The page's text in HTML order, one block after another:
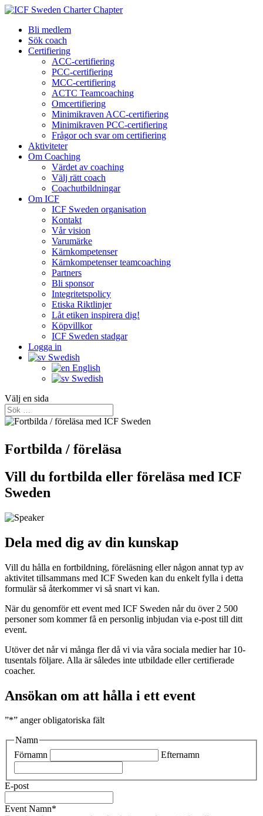
Bli medlem
Sök coach
Certifiering
ACC-certifiering
PCC-certifiering
MCC-certifiering
ACTC Teamcoaching
Omcertifiering
Minimikraven ACC-certifiering
Minimikraven PCC-certifiering
Frågor och svar om certifiering
Aktiviteter
Om Coaching
Värdet av coaching
Välj rätt coach
Coachutbildningar
Om ICF
ICF Sweden organisation
Kontakt
Vår vision
Varumärke
Kärnkompetenser
Kärnkompetenser teamcoaching
Partners
Bli sponsor
Integritetspolicy
Etiska Riktlinjer
Låt etiken inspirera dig!
Köpvillkor
ICF Sweden stadgar
Logga in
Swedish
English
Swedish
Välj en sida
Fortbilda / föreläsa
Vill du fortbilda eller föreläsa med ICF
Sweden
Dela med dig av din kunskap
Vill du hålla en fortbildning, föreläsning eller någon annat typ av
aktivitet tillsammans med ICF Sweden kan du enkelt fylla i detta
formulär så återkommer vi så snart vi kan.
När du genomför ett event med ICF Sweden når du över 2 500
personer som kommer få en personlig inbjudan via e-post till ditt
event.
Utöver det når vi många fler då vi via våra sociala medier har 10-
tusentals följare. Alla är således inte utbildade eller certifierade
coacher.
Ansökan om att hålla i ett event
”*” anger obligatoriska fält
Namn
Förnamn
Efternamn
E-post
Event Namn*